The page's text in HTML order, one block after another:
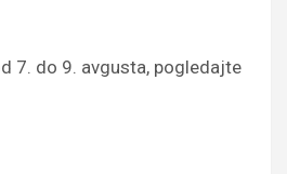
7. do 9. avgusta, pogledajte